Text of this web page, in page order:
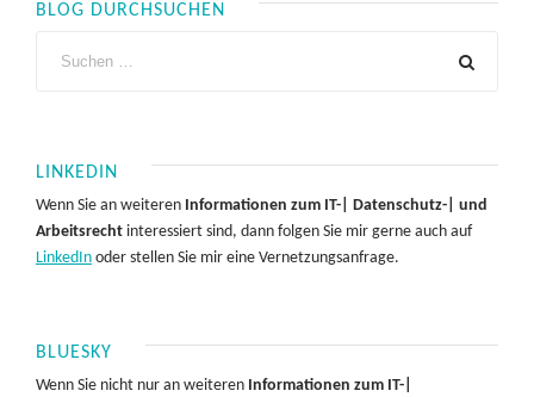
BLOG DURCHSUCHEN
LINKEDIN
Wenn Sie an weiteren Informationen zum IT-| Datenschutz-| und
Arbeitsrecht interessiert sind, dann folgen Sie mir gerne auch auf
LinkedIn oder stellen Sie mir eine Vernetzungsanfrage.
BLUESKY
Wenn Sie nicht nur an weiteren Informationen zum IT-|